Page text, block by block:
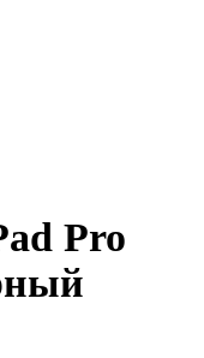
Pro